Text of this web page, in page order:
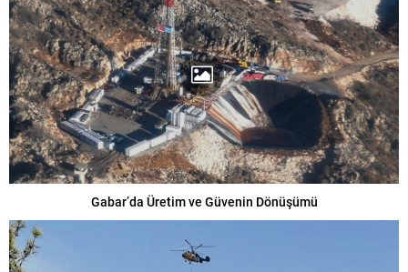
Gabar’da Üretim ve Güvenin Dönüşümü